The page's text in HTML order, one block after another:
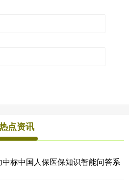
点资讯
标中国人保医保知识智能问答系